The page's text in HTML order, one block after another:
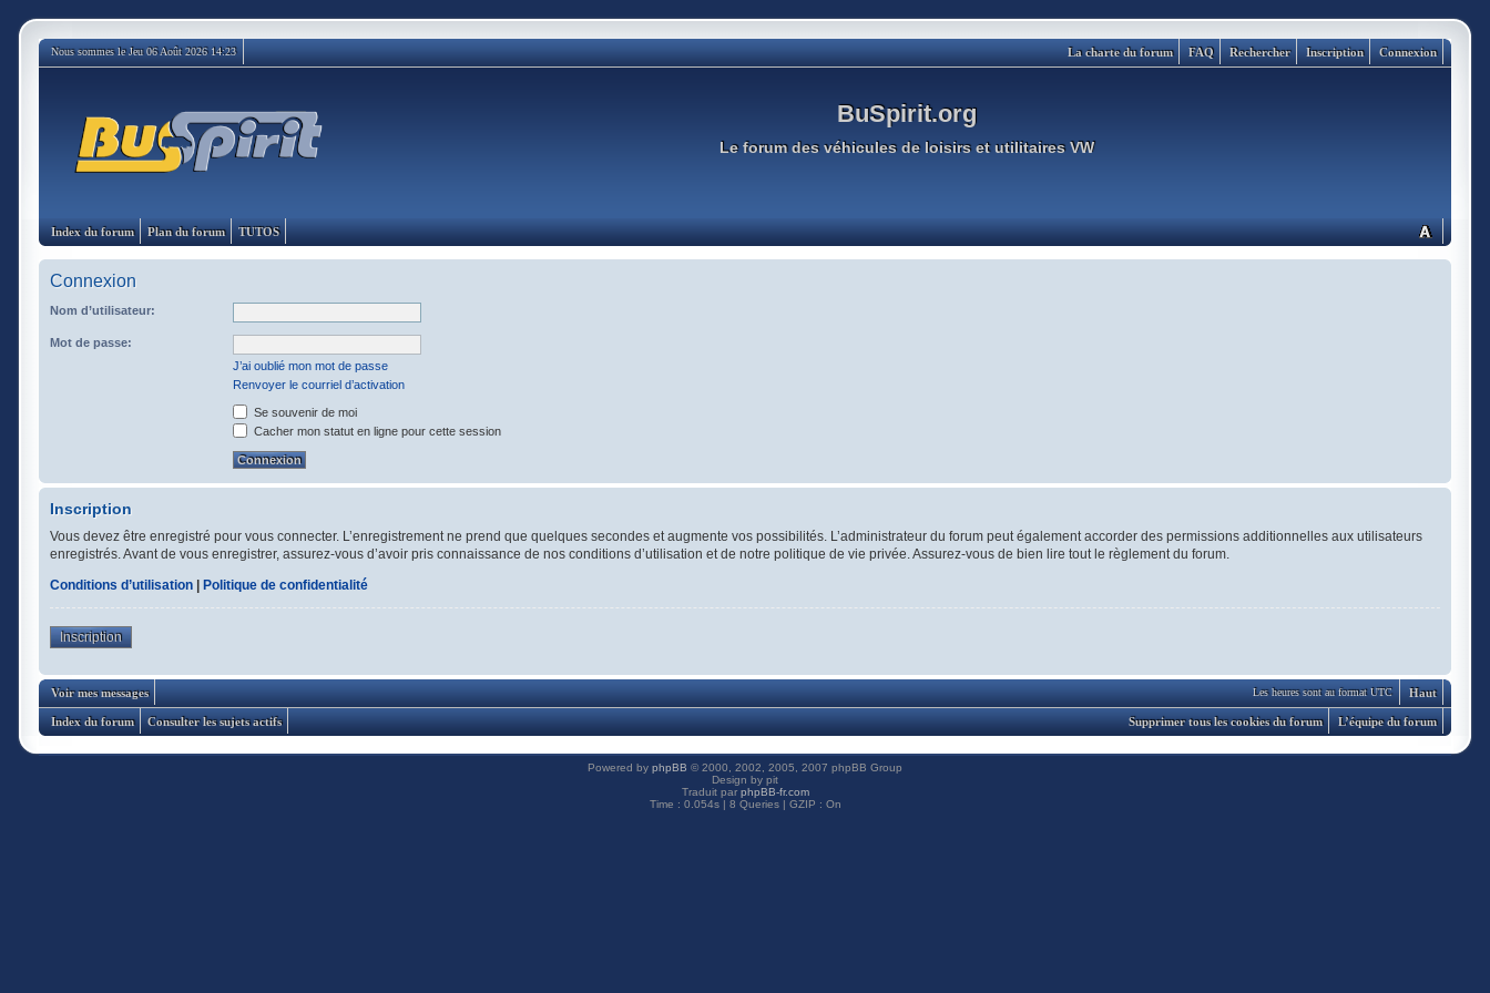
Nous sommes le Jeu 06 Août 2026 14:23 Connexion
Inscription
Rechercher
FAQ
La charte du forum
BuSpirit.org
Le forum des véhicules de loisirs et utilitaires VW
Index du forum Plan du forum TUTOS
Connexion
Nom d’utilisateur:
Mot de passe:
J’ai oublié mon mot de passe
Renvoyer le courriel d’activation
Se souvenir de moi
Cacher mon statut en ligne pour cette session
Inscription
Vous devez être enregistré pour vous connecter. L’enregistrement ne prend que quelques secondes et augmente vos possibilités. L’administrateur du forum peut également accorder des permissions additionnelles aux utilisateurs
enregistrés. Avant de vous enregistrer, assurez-vous d’avoir pris connaissance de nos conditions d’utilisation et de notre politique de vie privée. Assurez-vous de bien lire tout le règlement du forum.
Conditions d’utilisation
Politique de confidentialité
Inscription
Haut
Les heures sont au format UTC
Voir mes messages
Index du forum Consulter les sujets actifs L’équipe du forum
Supprimer tous les cookies du forum
Powered by phpBB © 2000, 2002, 2005, 2007 phpBB Group
Design by pit
Traduit par phpBB-fr.com
Time : 0.054s | 8 Queries | GZIP : On